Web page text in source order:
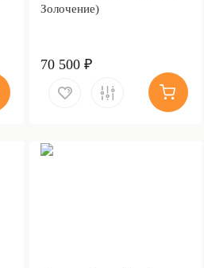
Золочение)
70 500 ₽